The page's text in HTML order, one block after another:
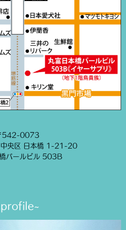
542-0073
中央区 日本橋 1-21-20
パールビル 503B